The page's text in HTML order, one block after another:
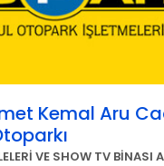
Kemal Aru
VE SHOW TV BİNASI